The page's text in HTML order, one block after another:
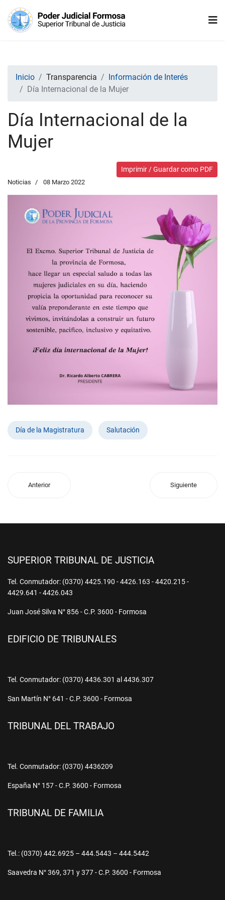
Inicio Transparencia
Información de Interés
Día Internacional de la Mujer
Día Internacional de la
Mujer
Imprimir / Guardar como PDF
Noticias 08 Marzo 2022
Día de la Magistratura Salutación
Anterior Siguiente
SUPERIOR TRIBUNAL DE JUSTICIA
Tel. Conmutador: (0370) 4425.190 - 4426.163 - 4420.215 -
4429.641 - 4426.043
Juan José Silva N° 856 - C.P. 3600 - Formosa
EDIFICIO DE TRIBUNALES
Tel. Conmutador: (0370) 4436.301 al 4436.307
San Martín N° 641 - C.P. 3600 - Formosa
TRIBUNAL DEL TRABAJO
Tel. Conmutador: (0370) 4436209
España N° 157 - C.P. 3600 - Formosa
TRIBUNAL DE FAMILIA
Tel.: (0370) 442.6925 – 444.5443 – 444.5442
Saavedra N° 369, 371 y 377 - C.P. 3600 - Formosa